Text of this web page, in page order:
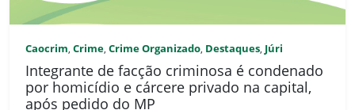
Caocrim, Crime, Crime Organizado, Destaques, Júri
Integrante de facção criminosa é condenado
por homicídio e cárcere privado na capital,
após pedido do MP